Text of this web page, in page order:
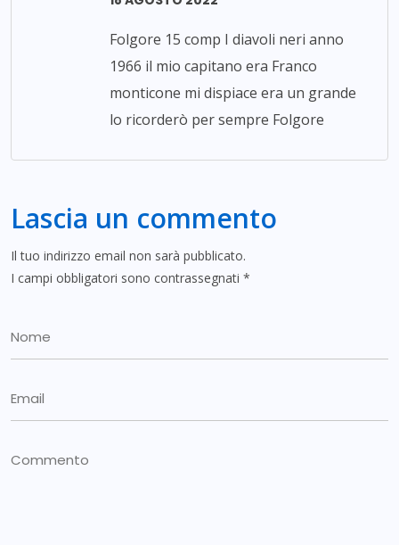
Folgore 15 comp I diavoli neri anno
1966 il mio capitano era Franco
monticone mi dispiace era un grande
lo ricorderò per sempre Folgore
Lascia un commento
Il tuo indirizzo email non sarà pubblicato.
I campi obbligatori sono contrassegnati *